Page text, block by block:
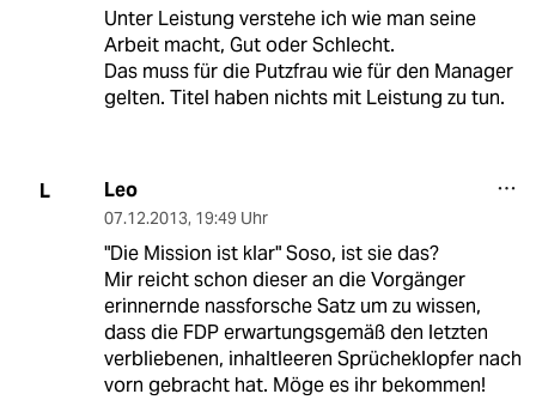
Unter Leistung verstehe ich wie man seine
Arbeit macht, Gut oder Schlecht.
Das muss für die Putzfrau wie für den Manager
gelten. Titel haben nichts mit Leistung zu tun.
L Leo
07.12.2013, 19:49 Uhr
"Die Mission ist klar" Soso, ist sie das?
Mir reicht schon dieser an die Vorgänger
erinnernde nassforsche Satz um zu wissen,
dass die FDP erwartungsgemäß den letzten
verbliebenen, inhaltleeren Sprücheklopfer nach
vorn gebracht hat. Möge es ihr bekommen!